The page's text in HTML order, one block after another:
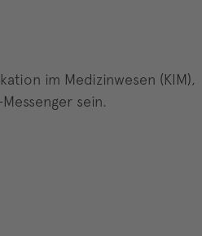
im Medizinwesen (KIM),
sein.